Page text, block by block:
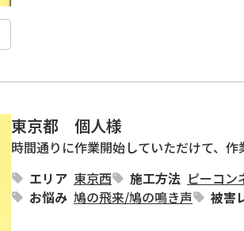
東京都 個人様
時間通りに作業開始していただけて、
エリア 東京西 施工方法 ピーコン
お悩み 鳩の飛来/鳩の鳴き声 被害